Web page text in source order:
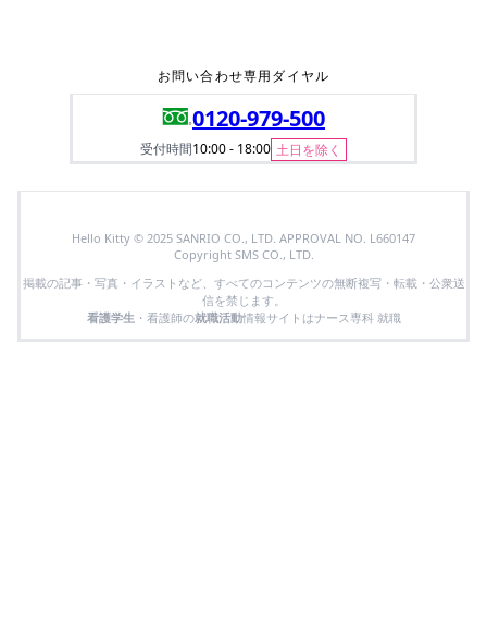
お問い合わせ専用ダイヤル
0120-979-500
受付時間10:00 - 18:00 土日を除く
Hello Kitty © 2025 SANRIO CO., LTD. APPROVAL NO. L660147
Copyright SMS CO., LTD.
掲載の記事・写真・イラストなど、すべてのコンテンツの無断複写・転載・公衆送
信を禁じます。
看護学生 ・看護師の就職活動情報サイトはナース専科 就職